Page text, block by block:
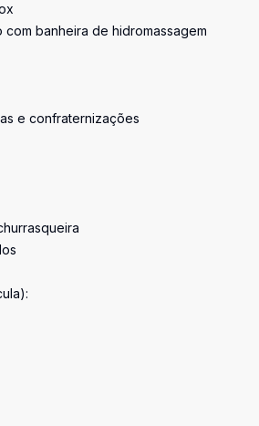
com banheira de hidromassagem
e confraternizações